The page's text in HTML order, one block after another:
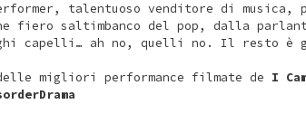
talentuoso venditore di musica,
fiero saltimbanco del pop, dalla
capelli… ah no, quelli no. Il resto è
migliori performance filmate de I